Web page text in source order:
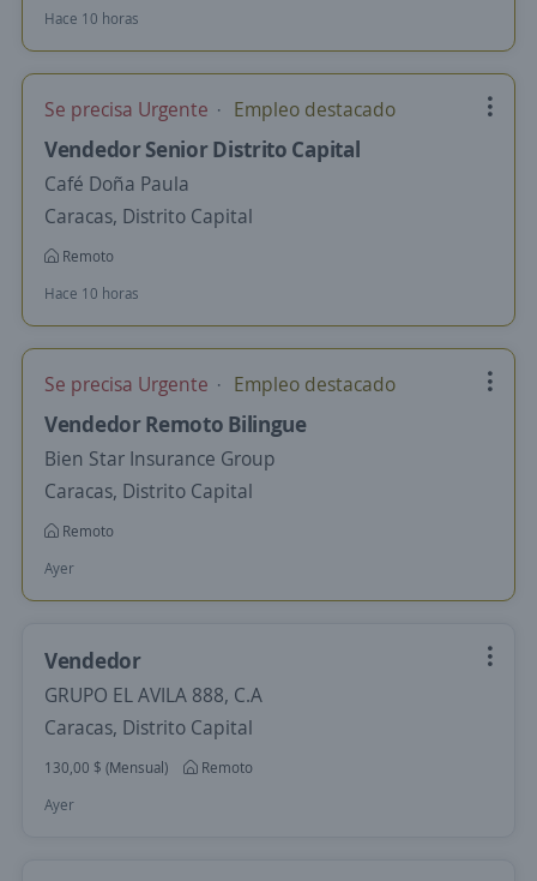
Hace 10 horas
Se precisa Urgente Empleo destacado
Vendedor Senior Distrito Capital
Café Doña Paula
Caracas, Distrito Capital
Remoto
Hace 10 horas
Se precisa Urgente Empleo destacado
Vendedor Remoto Bilingue
Bien Star Insurance Group
Caracas, Distrito Capital
Remoto
Ayer
Vendedor
GRUPO EL AVILA 888, C.A
Caracas, Distrito Capital
130,00 $ (Mensual)
Remoto
Ayer